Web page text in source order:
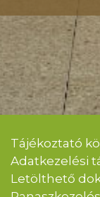
Tájékoztató
Adatkezelési
Letölthető